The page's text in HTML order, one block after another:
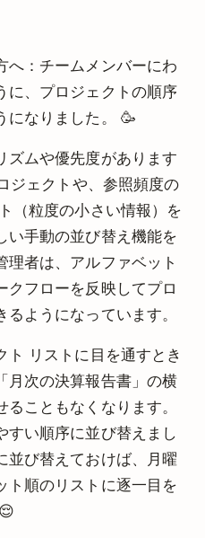
へ：チームメンバーにわ
に、プロジェクトの順序
になりました。 🥳
ズムや優先度があります
ジェクトや、参照頻度の
（粒度の小さい情報）を
い手動の並び替え機能を
理者は、アルファベット
クフローを反映してプロ
ようになっています。
ト リストに目を通すとき
月次の決算報告書」の横
こともなくなります。
すい順序に並び替えまし
並び替えておけば、月曜
ト順のリストに逐一目を